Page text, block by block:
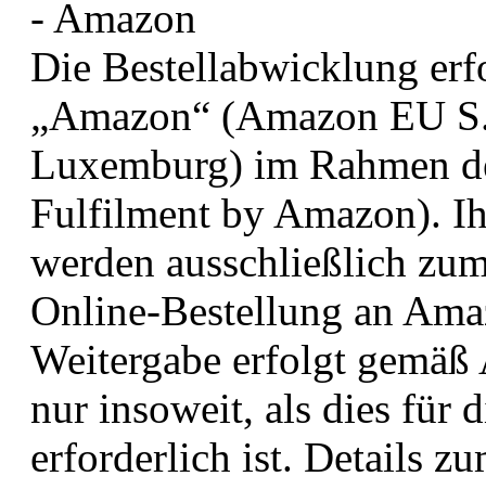
- Amazon
Die Bestellabwicklung
„Amazon“ (Amazon EU
Luxemburg) im Rahmen
Fulfilment by Amazon).
werden ausschließlich
Online-Bestellung an
Weitergabe erfolgt
nur insoweit, als dies für
erforderlich ist. Details